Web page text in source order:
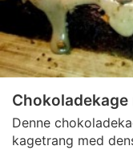
Chokoladekage
Denne
kagetrang med